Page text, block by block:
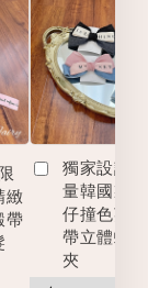
緻
帶
獨家設計
量韓國製
仔撞色英
帶立體蝴
夾